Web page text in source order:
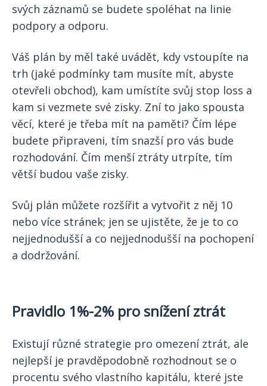
svých záznamů se budete spoléhat na linie
podpory a odporu.
Váš plán by měl také uvádět, kdy vstoupíte na
trh (jaké podmínky tam musíte mít, abyste
otevřeli obchod), kam umístíte svůj stop loss a
kam si vezmete své zisky. Zní to jako spousta
věcí, které je třeba mít na paměti? Čím lépe
budete připraveni, tím snazší pro vás bude
rozhodování. Čím menší ztráty utrpíte, tím
větší budou vaše zisky.
Svůj plán můžete rozšířit a vytvořit z něj 10
nebo více stránek; jen se ujistěte, že je to co
nejjednodušší a co nejjednodušší na pochopení
a dodržování.
Pravidlo 1%-2% pro snížení ztrát
Existují různé strategie pro omezení ztrát, ale
nejlepší je pravděpodobně rozhodnout se o
procentu svého vlastního kapitálu, které jste